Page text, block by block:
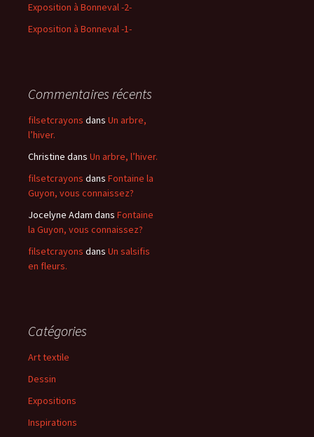
Exposition à Bonneval -2-
Exposition à Bonneval -1-
Commentaires récents
filsetcrayons dans Un arbre,
l’hiver.
Christine dans Un arbre, l’hiver.
filsetcrayons dans Fontaine la
Guyon, vous connaissez?
Jocelyne Adam dans Fontaine
la Guyon, vous connaissez?
filsetcrayons dans Un salsifis
en fleurs.
Catégories
Art textile
Dessin
Expositions
Inspirations